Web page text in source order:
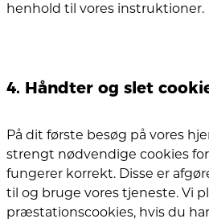
henhold til vores instruktioner.
4. Håndter og slet
På dit første besøg på vores
strengt nødvendige cookies
fungerer korrekt. Disse er
til og bruge vores tjeneste. Vi
præstationscookies, hvis du